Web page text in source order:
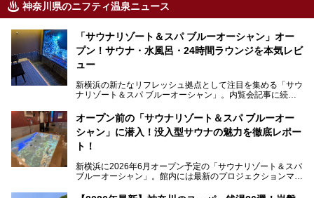
神奈川県のニフティ温泉ニュース
「サウナリゾート＆スパ ブルーオーシャン」オー
プン！サウナ・水風呂・24時間ラウンジを本気レビ
ュー
新横浜の新たなリフレッシュ拠点として注目を集める「サウ
ナリゾート＆スパ ブルーオーシャン」。内覧会記事に続
す。サウナや水風呂の気持ちよさはもちろん、リラックスス
ペースの過ごしやすさまで徹底チェック。新横浜エリアで日
常の疲れをリセットしたい人、ライブやスポーツ観戦遠征組
は必見です。
オープン前の「サウナリゾート＆スパ ブルーオー
シャン」に潜入！没入型サウナの魅力を徹底レポー
ト！
新横浜に2026年6月オープン予定の「サウナリゾート＆スパ
ブルーオーシャン」。館内には最新のプロジェクションマッ
的な“没入感（イマーシブ）”を体験できます。